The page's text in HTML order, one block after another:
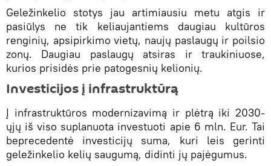
Geležinkelio stotys jau artimiausiu metu atgis ir
pasiūlys ne tik keliaujantiems daugiau kultūros
renginių, apsipirkimo vietų, naujų paslaugų ir poilsio
zonų. Daugiau paslaugų atsiras ir traukiniuose,
kurios prisidės prie patogesnių kelionių.
Investicijos į infrastruktūrą
Į infrastruktūros modernizavimą ir plėtrą iki 2030-
ųjų iš viso suplanuota investuoti apie 6 mln. Eur. Tai
beprecedentė investicijų suma, kuri leis gerinti
geležinkelio kelių saugumą, didinti jų pajėgumus.